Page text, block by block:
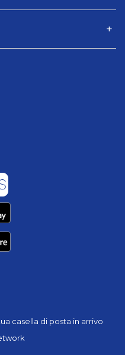
casella di posta in arrivo